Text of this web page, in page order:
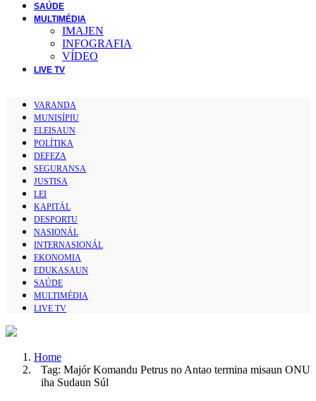
SAÚDE
MULTIMÉDIA
IMAJEN
INFOGRAFIA
VÍDEO
LIVE TV
VARANDA
MUNISÍPIU
ELEISAUN
POLÍTIKA
DEFEZA
SEGURANSA
JUSTISA
LEI
KAPITÁL
DESPORTU
NASIONÁL
INTERNASIONÁL
EKONOMIA
EDUKASAUN
SAÚDE
MULTIMÉDIA
LIVE TV
Home
Tag: Majór Komandu Petrus no Antao termina misaun ONU
iha Sudaun Súl